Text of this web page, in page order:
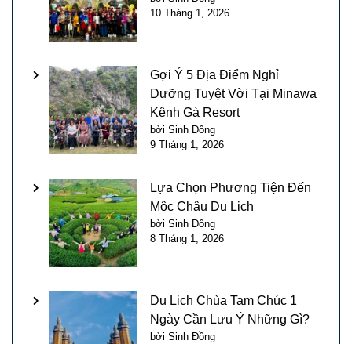
10 Tháng 1, 2026
Gợi Ý 5 Địa Điểm Nghỉ
Dưỡng Tuyệt Vời Tại Minawa
Kênh Gà Resort
bởi Sinh Đồng
9 Tháng 1, 2026
Lựa Chọn Phương Tiện Đến
Mộc Châu Du Lịch
bởi Sinh Đồng
8 Tháng 1, 2026
Du Lịch Chùa Tam Chúc 1
Ngày Cần Lưu Ý Những Gì?
bởi Sinh Đồng